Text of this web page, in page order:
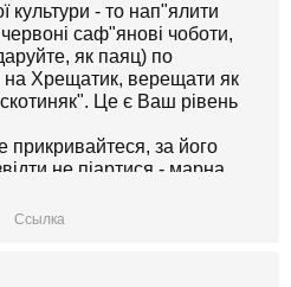
культури - то нап"ялити
саф"янові чоботи,
як паяц) по
на Хрещатик, верещати як
Це є Ваш рівень
за його
не піартися - марна
Ссылка